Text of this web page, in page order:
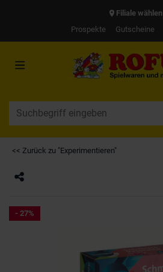
Filiale wählen
Prospekte
Gutscheine
<< Zurück zu "Experimentieren"
- 27%